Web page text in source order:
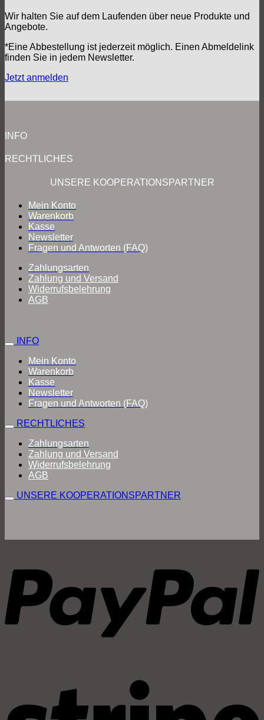
Wir halten Sie auf dem Laufenden über neue Produkte und
Angebote.
*Eine Abbestellung ist jederzeit möglich. Einen Abmeldelink
finden Sie in jedem Newsletter.
Jetzt anmelden
INFO
RECHTLICHES
UNSERE KOOPERATIONSPARTNER
Mein Konto
Warenkorb
Kasse
Newsletter
Fragen und Antworten (FAQ)
Zahlungsarten
Zahlung und Versand
Widerrufsbelehrung
AGB
INFO
Mein Konto
Warenkorb
Kasse
Newsletter
Fragen und Antworten (FAQ)
RECHTLICHES
Zahlungsarten
Zahlung und Versand
Widerrufsbelehrung
AGB
UNSERE KOOPERATIONSPARTNER